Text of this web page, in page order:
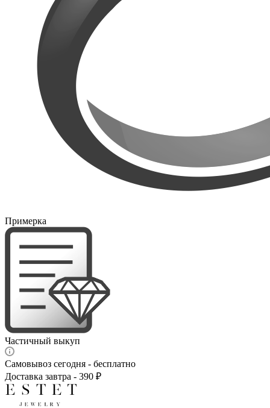
Примерка
Частичный выкуп
Самовывоз сегодня - бесплатно
Доставка завтра - 390 ₽